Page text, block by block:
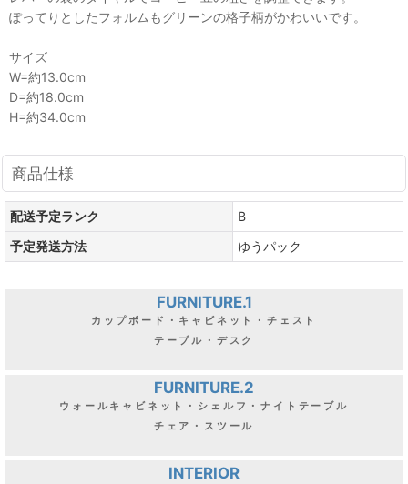
ぽってりとしたフォルムもグリーンの格子柄がかわいいです。
サイズ
W=約13.0cm
D=約18.0cm
H=約34.0cm
商品仕様
配送予定ランク
B
予定発送方法
ゆうパック
FURNITURE.1
カップボード・キャビネット・チェスト
テーブル・デスク
FURNITURE.2
ウォールキャビネット・シェルフ・ナイトテーブル
チェア・スツール
INTERIOR